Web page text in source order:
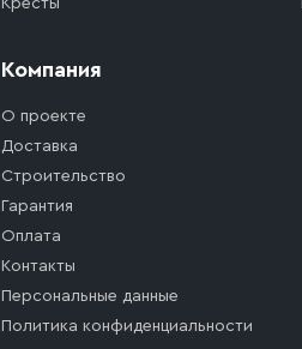
Кресты
Компания
О проекте
Доставка
Строительство
Гарантия
Оплата
Контакты
Персональные данные
Политика конфиденциальности